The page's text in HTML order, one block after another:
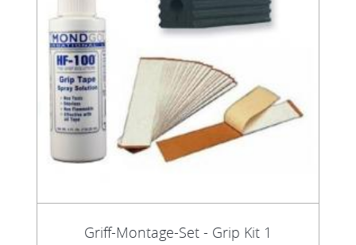
Griff-Montage-Set - Grip Kit 1